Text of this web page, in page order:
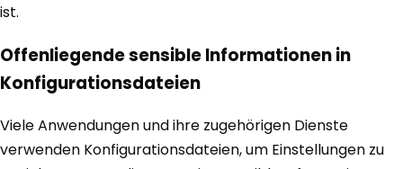
ist.
Offenliegende sensible Informationen in
Konfigurationsdateien
Viele Anwendungen und ihre zugehörigen Dienste
verwenden Konfigurationsdateien, um Einstellungen zu